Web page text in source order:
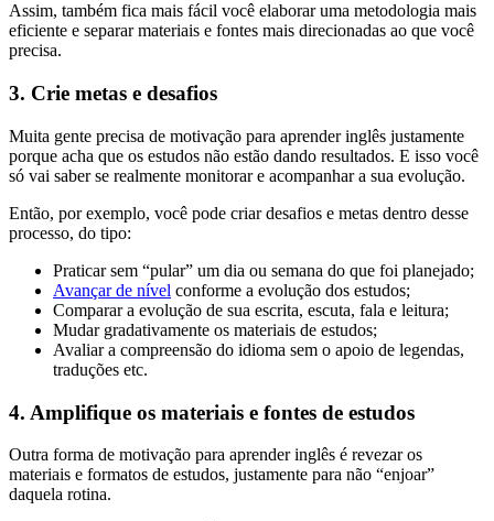
Assim, também fica mais fácil você elaborar uma metodologia mais
eficiente e separar materiais e fontes mais direcionadas ao que você
precisa.
3. Crie metas e desafios
Muita gente precisa de motivação para aprender inglês justamente
porque acha que os estudos não estão dando resultados. E isso você
só vai saber se realmente monitorar e acompanhar a sua evolução.
Então, por exemplo, você pode criar desafios e metas dentro desse
processo, do tipo:
Praticar sem “pular” um dia ou semana do que foi planejado;
Avançar de nível conforme a evolução dos estudos;
Comparar a evolução de sua escrita, escuta, fala e leitura;
Mudar gradativamente os materiais de estudos;
Avaliar a compreensão do idioma sem o apoio de legendas,
traduções etc.
4. Amplifique os materiais e fontes de estudos
Outra forma de motivação para aprender inglês é revezar os
materiais e formatos de estudos, justamente para não “enjoar”
daquela rotina.